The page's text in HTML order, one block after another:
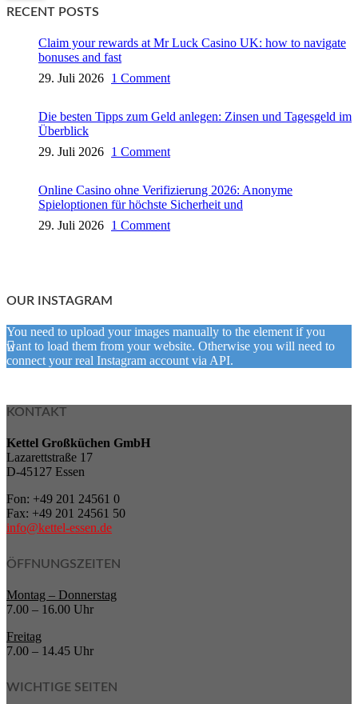
RECENT POSTS
Claim your rewards at Mr Luck Casino UK: how to navigate
bonuses and fast
29. Juli 2026 1 Comment
Die besten Tipps zum Geld anlegen: Zinsen und Tagesgeld im
Überblick
29. Juli 2026 1 Comment
Online Casino ohne Verifizierung 2026: Anonyme
Spieloptionen für höchste Sicherheit und
29. Juli 2026 1 Comment
OUR INSTAGRAM
You need to upload your images manually to the element if you
want to load them from your website. Otherwise you will need to
connect your real Instagram account via API.
KONTAKT
Kettel Großküchen GmbH
Lazarettstraße 17
D-45127 Essen
Fon: +49 201 24561 0
Fax: +49 201 24561 50
info@kettel-essen.de
ÖFFNUNGSZEITEN
Montag – Donnerstag
7.00 – 16.00 Uhr
Freitag
7.00 – 14.45 Uhr
WICHTIGE SEITEN